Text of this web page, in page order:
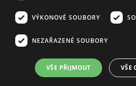
© 2008–2026 EMPRESA MEDIA, a.s.
Zásady ochrany osobních a dalších
Informace o měření sledovanosti
Nielsen Digital Measurement
.
VÝKONOVÉ SOUBORY
NEZAŘAZENÉ SOUBORY
VŠE PŘIJMOUT VŠE